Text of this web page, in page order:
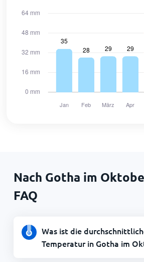
Nach Gotha im
FAQ
Was ist die
Temperatur in Gotha im